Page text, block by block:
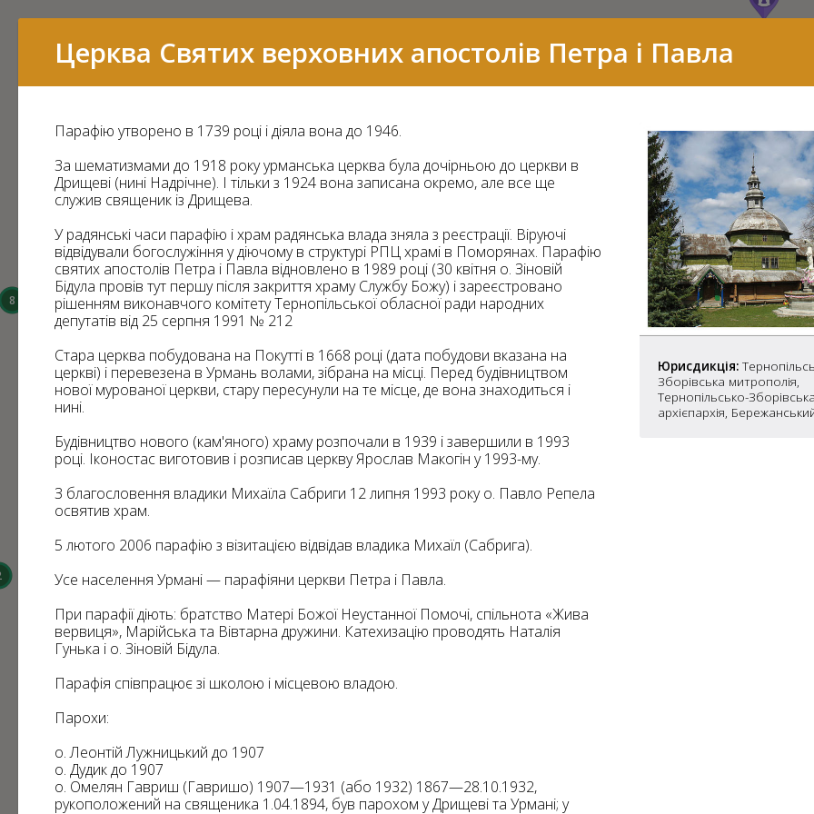
Церква Святих верховних апостолів Петра і Павла
Юрисдикція:
Зборівська митрополія,
Тернопільсько-Зборівська
архієпархія,
Парафію утворено в 1739 році і діяла вона до 1946.
За шематизмами до 1918 року урманська церква була дочірньою до церкви в
Дрищеві (нині Надрічне). І тільки з 1924 вона записана окремо, але все ще
служив священик із Дрищева.
У радянські часи парафію і храм радянська влада зняла з реєстрації. Віруючі
відвідували богослужіння у діючому в структурі РПЦ храмі в Поморянах. Парафію
святих апостолів Петра і Павла відновлено в 1989 році (30 квітня о. Зіновій
Бідула провів тут першу після закриття храму Службу Божу) і зареєстровано
рішенням виконавчого комітету Тернопільської обласної ради народних
депутатів від 25 серпня 1991 № 212
Стара церква побудована на Покутті в 1668 році (дата побудови вказана на
церкві) і перевезена в Урмань волами, зібрана на місці. Перед будівництвом
нової мурованої церкви, стару пересунули на те місце, де вона знаходиться і
нині.
Будівництво нового (кам'яного) храму розпочали в 1939 і завершили в 1993
році. Іконостас виготовив і розписав церкву Ярослав Макогін у 1993-му.
З благословення владики Михаїла Сабриги 12 липня 1993 року о. Павло Репела
освятив храм.
5 лютого 2006 парафію з візитацією відвідав владика Михаїл (Сабрига).
Усе населення Урмані — парафіяни церкви Петра і Павла.
При парафії діють: братство Матері Божої Неустанної Помочі, спільнота «Жива
вервиця», Марійська та Вівтарна дружини. Катехизацію проводять Наталія
Гунька і о. Зіновій Бідула.
Парафія співпрацює зі школою і місцевою владою.
Парохи:
о. Леонтій Лужницький до 1907
о. Дудик до 1907
о. Омелян Гавриш (Гавришо) 1907—1931 (або 1932) 1867—28.10.1932,
рукоположений на священика 1.04.1894, був парохом у Дрищеві та Урмані; у
37
720
16
7
43
22
276
15
11
5
6
6
7
16
31
14
8
2
2
2